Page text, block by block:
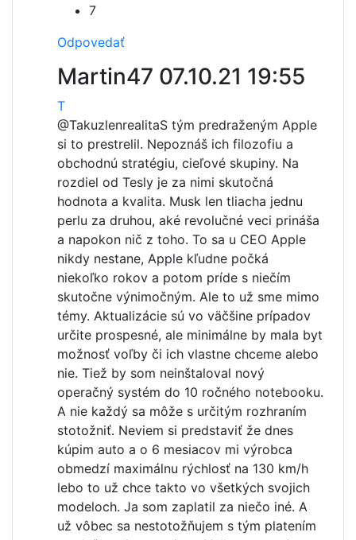
7
Odpovedať
Martin47 07.10.21 19:55
T
@TakuzlenrealitaS tým predraženým Apple
si to prestrelil. Nepoznáš ich filozofiu a
obchodnú stratégiu, cieľové skupiny. Na
rozdiel od Tesly je za nimi skutočná
hodnota a kvalita. Musk len tliacha jednu
perlu za druhou, aké revolučné veci prináša
a napokon nič z toho. To sa u CEO Apple
nikdy nestane, Apple kľudne počká
niekoľko rokov a potom príde s niečím
skutočne výnimočným. Ale to už sme mimo
témy. Aktualizácie sú vo väčšine prípadov
určite prospesné, ale minimálne by mala byt
možnosť voľby či ich vlastne chceme alebo
nie. Tiež by som neinštaloval nový
operačný systém do 10 ročného notebooku.
A nie každý sa môže s určitým rozhraním
stotožniť. Neviem si predstaviť že dnes
kúpim auto a o 6 mesiacov mi výrobca
obmedzí maximálnu rýchlosť na 130 km/h
lebo to už chce takto vo všetkých svojich
modeloch. Ja som zaplatil za niečo iné. A
už vôbec sa nestotožňujem s tým platením